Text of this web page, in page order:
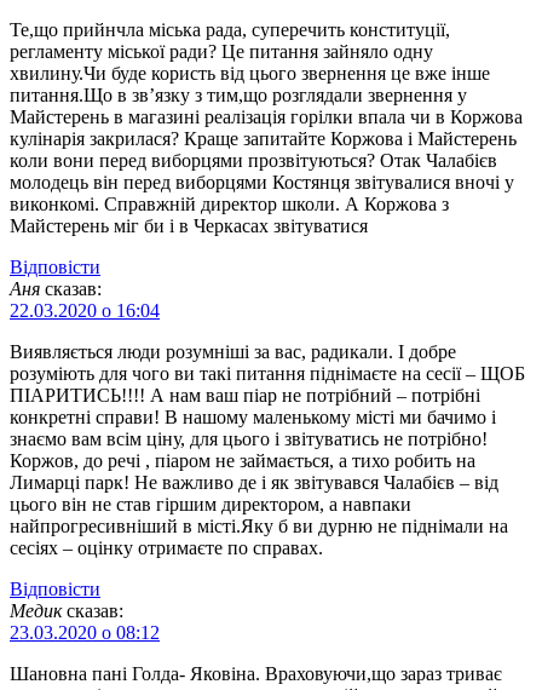
Те,що прийнчла міська рада, суперечить конституції,
регламенту міської ради? Це питання зайняло одну
хвилину.Чи буде користь від цього звернення це вже інше
питання.Що в зв’язку з тим,що розглядали звернення у
Майстерень в магазині реалізація горілки впала чи в Коржова
кулінарія закрилася? Краще запитайте Коржова і Майстерень
коли вони перед виборцями прозвітуються? Отак Чалабієв
молодець він перед виборцями Костянця звітувалися вночі у
виконкомі. Справжній директор школи. А Коржова з
Майстерень міг би і в Черкасах звітуватися
Відповіcти
Аня сказав:
22.03.2020 о 16:04
Виявляється люди розумніші за вас, радикали. І добре
розуміють для чого ви такі питання піднімаєте на сесії – ЩОБ
ПІАРИТИСЬ!!!! А нам ваш піар не потрібний – потрібні
конкретні справи! В нашому маленькому місті ми бачимо і
знаємо вам всім ціну, для цього і звітуватись не потрібно!
Коржов, до речі , піаром не займається, а тихо робить на
Лимарці парк! Не важливо де і як звітувався Чалабієв – від
цього він не став гіршим директором, а навпаки
найпрогресивніший в місті.Яку б ви дурню не піднімали на
сесіях – оцінку отримаєте по справах.
Відповіcти
Медик сказав:
23.03.2020 о 08:12
Шановна пані Голда- Яковіна. Враховуючи,що зараз триває